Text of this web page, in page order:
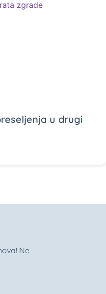
u drugi
Ne